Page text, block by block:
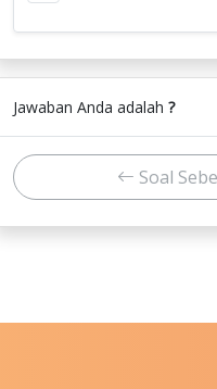
Jawaban Anda adalah ?
Soal